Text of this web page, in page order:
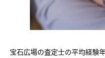
宝石広場の査定士の平均経験